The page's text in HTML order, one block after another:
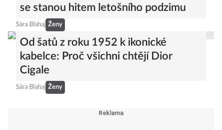
se stanou hitem letošního podzimu
Sára Blahaj Ženy
Od šatů z roku 1952 k ikonické
kabelce: Proč všichni chtějí Dior
Cigale
Sára Blahaj Ženy